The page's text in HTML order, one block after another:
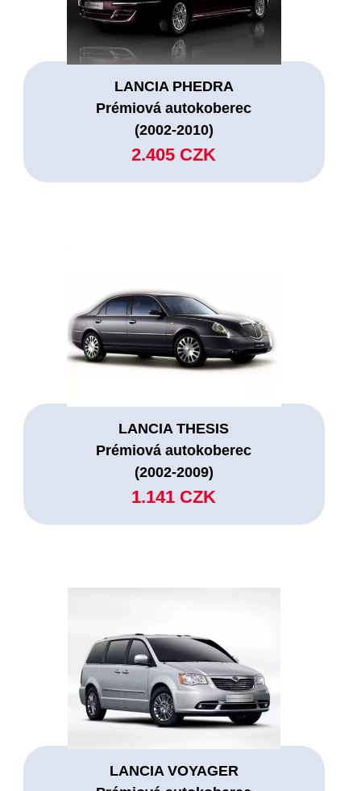
LANCIA PHEDRA
Prémiová autokoberec
(2002-2010)
2.405 CZK
LANCIA THESIS
Prémiová autokoberec
(2002-2009)
1.141 CZK
LANCIA VOYAGER